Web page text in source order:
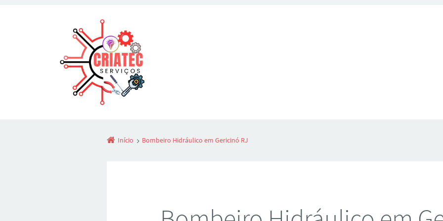
Início Bombeiro Hidráulico em Gericinó RJ